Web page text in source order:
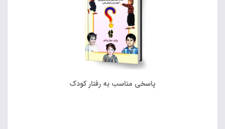
پاسخی مناسب به رفتار کودک